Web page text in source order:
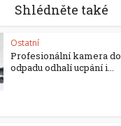
Shlédněte také
Ostatní
Profesionální kamera do
odpadu odhalí ucpání i...